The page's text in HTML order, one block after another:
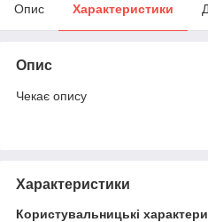
Опис Характеристики
Опис
Чекає опису
Характеристики
Користувальницькі